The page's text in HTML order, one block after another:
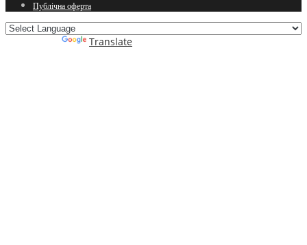
Публічна оферта
Translate